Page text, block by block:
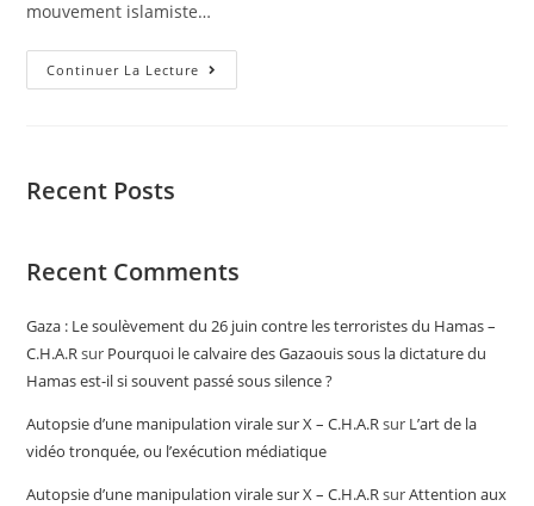
mouvement islamiste…
Continuer La Lecture
Recent Posts
Recent Comments
Gaza : Le soulèvement du 26 juin contre les terroristes du Hamas –
C.H.A.Rsur Pourquoi le calvaire des Gazaouis sous la dictature du
Hamas est-il si souvent passé sous silence ?
Autopsie d’une manipulation virale sur X – C.H.A.Rsur L’art de la
vidéo tronquée, ou l’exécution médiatique
Autopsie d’une manipulation virale sur X – C.H.A.RsurAttention aux